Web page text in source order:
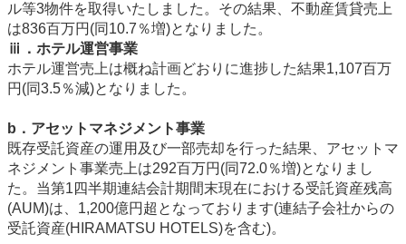
ル等3物件を取得いたしました。その結果、不動産賃貸売上
は836百万円(同10.7％増)となりました。
ⅲ．ホテル運営事業
ホテル運営売上は概ね計画どおりに進捗した結果1,107百万
円(同3.5％減)となりました。
b．アセットマネジメント事業
既存受託資産の運用及び一部売却を行った結果、アセットマ
ネジメント事業売上は292百万円(同72.0％増)となりまし
た。当第1四半期連結会計期間末現在における受託資産残高
(AUM)は、1,200億円超となっております(連結子会社からの
受託資産(HIRAMATSU HOTELS)を含む)。